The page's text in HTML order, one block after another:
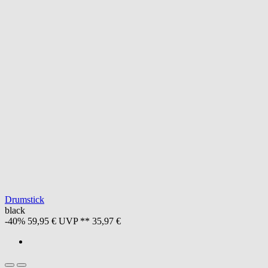
Drumstick
black
-40% 59,95 € UVP ** 35,97 €